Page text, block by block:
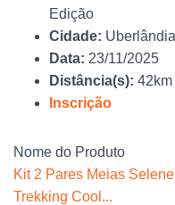
Edição
Cidade: Uberlândia
Data: 23/11/2025
Distância(s): 42km
Inscrição
Nome do Produto
Kit 2 Pares Meias
Trekking Cool...